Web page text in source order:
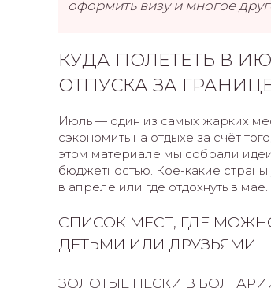
оформить визу и многое
КУДА ПОЛЕТЕТЬ В
ОТПУСКА ЗА
Июль — один из самых жарких
сэкономить на отдыхе за счёт
этом материале мы собрали идеи
бюджетностью. Кое-какие
в апреле или где отдохнуть в мае.
СПИСОК МЕСТ, ГДЕ
ДЕТЬМИ ИЛИ ДРУЗЬЯМИ
ЗОЛОТЫЕ ПЕСКИ В